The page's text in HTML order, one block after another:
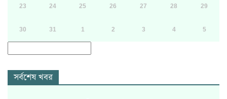
23 24 25 26 27 28 29
30 31 1 2 3 4 5
সর্বশেষ খবর